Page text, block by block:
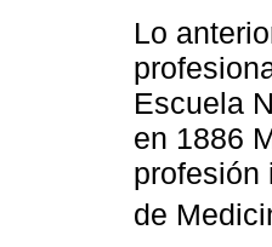
Lo
Escuela
en 1886
profesión
de